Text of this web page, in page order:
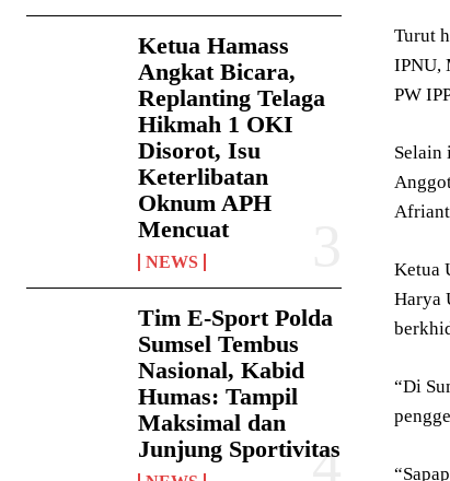
Ketua Hamass
Angkat Bicara,
Replanting Telaga
Hikmah 1 OKI
Disorot, Isu
Keterlibatan
Oknum APH
Mencuat
NEWS
Tim E-Sport Polda
Sumsel Tembus
Nasional, Kabid
Humas: Tampil
Maksimal dan
Junjung Sportivitas
Turut
IPNU,
PW
Selain
Ketua
Harya
“Di